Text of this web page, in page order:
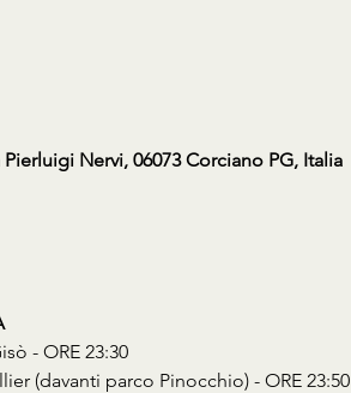
Nervi, 06073 Corciano PG, Italia
- ORE 23:30
(davanti parco Pinocchio) - ORE 23:50